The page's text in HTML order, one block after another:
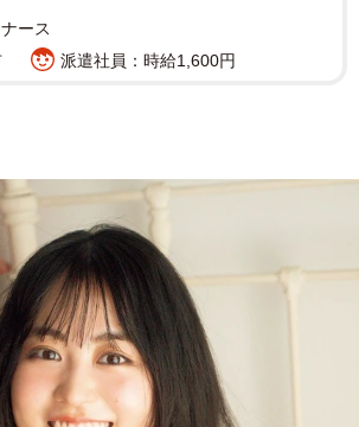
ース
派遣社員：時給1,600円